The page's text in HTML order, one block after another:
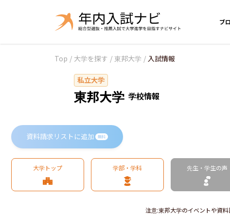
ブ
Top / 大学を探す / 東邦大学 / 入試情報
私立大学
東邦大学 学校情報
資料請求リストに追加 無料
大学トップ 学部・学科 先生・学生の声
注意:東邦大学のイベントや資